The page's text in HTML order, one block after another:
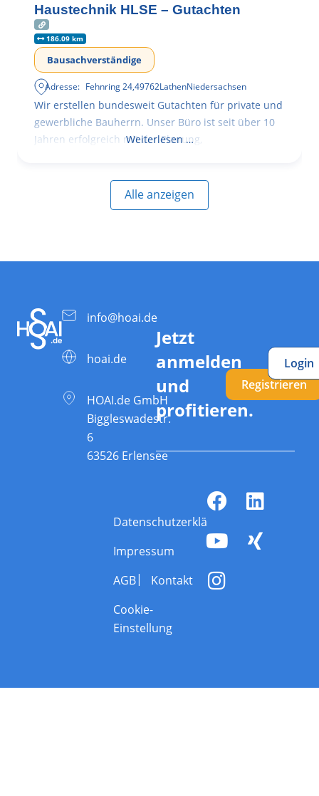
Haustechnik HLSE – Gutachten
186.09 km
Bausachverständige
Adresse: Fehnring 24,49762LathenNiedersachsen
Wir erstellen bundesweit Gutachten für private und
gewerbliche Bauherrn. Unser Büro ist seit über 10
Jahren erfolgreich mit der Planung,
Weiterlesen …
Alle anzeigen
info@hoai.de
hoai.de
HOAI.de GmbH
Biggleswadestr.
6
63526 Erlensee
Jetzt
anmelden
und
profitieren.
Registrieren
Login
Datenschutzerklärung
Impressum
AGB
Kontakt
Cookie-
Einstellung